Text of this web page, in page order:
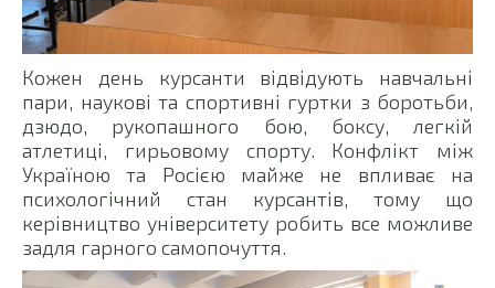
Кожен день курсанти відвідують навчальні
пари, наукові та спортивні гуртки з боротьби,
дзюдо, рукопашного бою, боксу, легкій
атлетиці, гирьовому спорту. Конфлікт між
Україною та Росією майже не впливає на
психологічний стан курсантів, тому що
керівництво університету робить все можливе
задля гарного самопочуття.